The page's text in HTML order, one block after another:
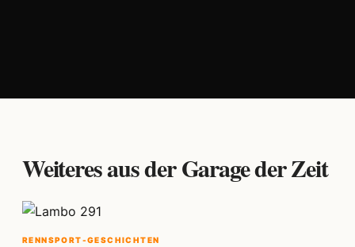
Weiteres aus der Garage der Zeit
RENNSPORT-GESCHICHTEN